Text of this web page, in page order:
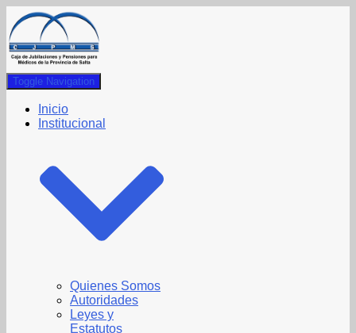
Toggle Navigation
Inicio
Institucional
Quienes Somos
Autoridades
Leyes y
Estatutos